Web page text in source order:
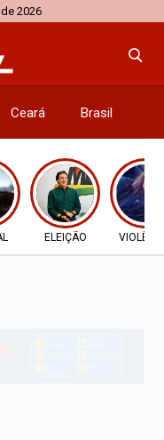
2026
Ceará Brasil
ELEIÇÃO